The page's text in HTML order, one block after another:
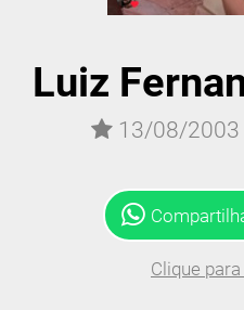
Luiz
13/08/2003
Clique